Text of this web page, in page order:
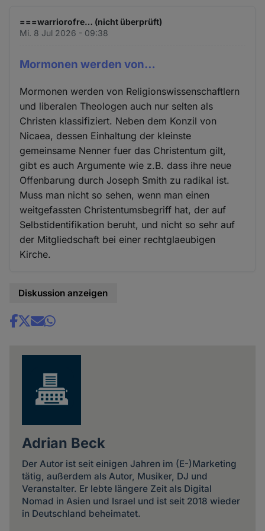
===warriorofre… (nicht überprüft)
Mi. 8 Jul 2026 - 09:38
Mormonen werden von…
Mormonen werden von Religionswissenschaftlern
und liberalen Theologen auch nur selten als
Christen klassifiziert. Neben dem Konzil von
Nicaea, dessen Einhaltung der kleinste
gemeinsame Nenner fuer das Christentum gilt,
gibt es auch Argumente wie z.B. dass ihre neue
Offenbarung durch Joseph Smith zu radikal ist.
Muss man nicht so sehen, wenn man einen
weitgefassten Christentumsbegriff hat, der auf
Selbstidentifikation beruht, und nicht so sehr auf
der Mitgliedschaft bei einer rechtglaeubigen
Kirche.
Diskussion anzeigen
Share
Adrian Beck
Der Autor ist seit einigen Jahren im (E-)Marketing
tätig, außerdem als Autor, Musiker, DJ und
Veranstalter. Er lebte längere Zeit als Digital
Nomad in Asien und Israel und ist seit 2018 wieder
in Deutschland beheimatet.